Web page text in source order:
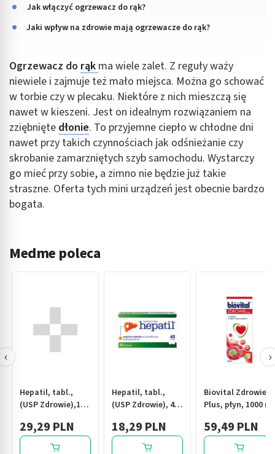
Jak włączyć ogrzewacz do rąk?
Jaki wpływ na zdrowie mają ogrzewacze do rąk?
Ogrzewacz do rąk ma wiele zalet. Z reguły waży
niewiele i zajmuje też mało miejsca. Można go schować
w torbie czy w plecaku. Niektóre z nich mieszczą się
nawet w kieszeni. Jest on idealnym rozwiązaniem na
zziębnięte dłonie. To przyjemne ciepło w chłodne dni
nawet przy takich czynnościach jak odśnieżanie czy
skrobanie zamarzniętych szyb samochodu. Wystarczy
go mieć przy sobie, a zimno nie będzie już takie
straszne. Oferta tych mini urządzeń jest obecnie bardzo
bogata.
Medme poleca
Hepatil, tabl.,
(USP Zdrowie),120
29,29 PLN
Hepatil, tabl.,
(USP Zdrowie), 40
18,29 PLN
Biovital Zdrowie
Plus, płyn, 1000 ml
59,49 PLN
‹ ›